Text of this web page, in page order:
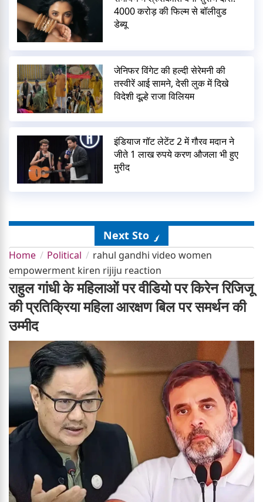
4000 करोड़ की फिल्म से बॉलीवुड
डेब्यू
जेनिफर विंगेट की हल्दी सेरेमनी की
तस्वीरें आई सामने, देसी लुक में दिखे
विदेशी दूल्हे राजा विलियम
इंडियाज गॉट लेटेंट 2 में गौरव मदान ने
जीते 1 लाख रुपये करण औजला भी हुए
मुरीद
Next Story
Home Political
rahul gandhi video women
empowerment kiren rijiju reaction
राहुल गांधी के महिलाओं पर वीडियो पर किरेन रिजिजू
की प्रतिक्रिया महिला आरक्षण बिल पर समर्थन की
उम्मीद